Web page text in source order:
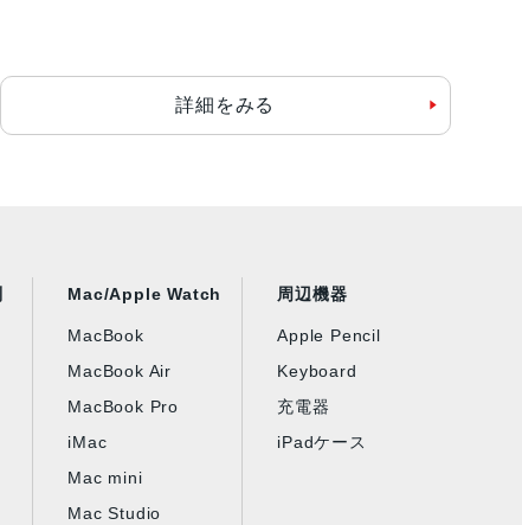
詳細をみる
Mac/Apple Watch
MacBook
MacBook Air
MacBook Pro
iMac
Mac mini
Mac Studio
周辺機器
Apple Pencil
Keyboard
充電器
iPadケース